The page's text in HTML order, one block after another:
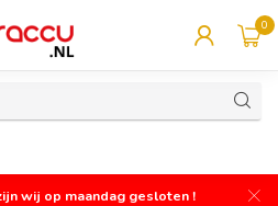
0
wij op maandag gesloten !